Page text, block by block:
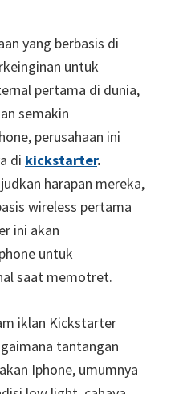
yang berbasis di
untuk
pertama di dunia,
semakin
perusahaan ini
di kickstarter.
harapan mereka,
wireless pertama
ini akan
untuk
saat memotret.
iklan Kickstarter
tantangan
Iphone, umumnya